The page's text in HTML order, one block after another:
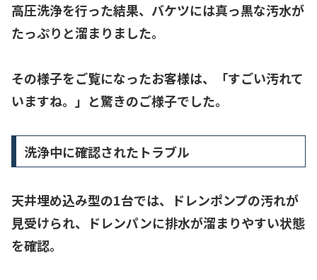
高圧洗浄を行った結果、 バケツには真っ黒な汚水が
たっぷりと溜まりました。
その様子をご覧になったお客様は、
「すごい汚れて
いますね。」と驚きのご様子でした。
洗浄中に確認されたトラブル
天井埋め込み型の1台では、ドレンポンプの汚れが
見受けられ、
ドレンパンに排水が溜まりやすい状態
を確認。